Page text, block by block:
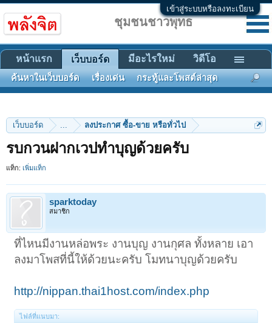
เข้าสู่ระบบหรือลงทะเบียน
เว็บบอร์ด ... ลงประกาศ ซื้อ-ขาย หรือทั่วไป
รบกวนฝากเวปทำบุญด้วยครับ
แท็ก: เพิ่มแท็ก
sparktoday
สมาชิก
ที่ไหนมีงานหล่อพระ งานบุญ งานกุศล ทั้งหลาย เอา
ลงมาโพสที่นี้ให้ด้วยนะครับ โมทนาบุญด้วยครับ
http://nippan.thai1host.com/index.php
ไฟล์ที่แนบมา:
ชุมชนชาวพุทธ
หน้าแรก เว็บบอร์ด
ค้นหาในเว็บบอร์ด เรื่องเด่น กระทู้และโพสต์ล่าสุด
มีอะไรใหม่ วิดีโอ